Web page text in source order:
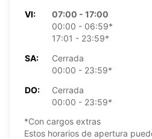
VI:
07:00 - 17:00
00:00 - 06:59*
17:01 - 23:59*
SA:
Cerrada
00:00 - 23:59*
DO:
Cerrada
00:00 - 23:59*
*Con cargos extras
Estos horarios de apertura